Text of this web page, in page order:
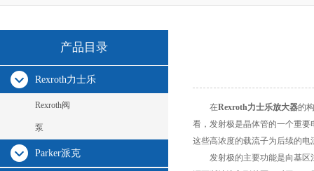
产品目录
Rexroth力士乐
Rexroth阀
泵
Parker派克
在Rexroth力士乐放大器的
看，发射极是晶体管的一个重
这些高浓度的载流子为后续的电
发射极的主要功能是向基区注